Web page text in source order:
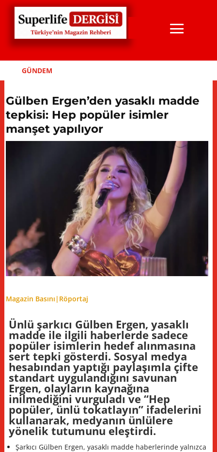
GÜNDEM
Gülben Ergen’den yasaklı madde
tepkisi: Hep popüler isimler
manşet yapılıyor
Magazin Basını| Röportaj
Ünlü şarkıcı Gülben Ergen, yasaklı
madde ile ilgili haberlerde sadece
popüler isimlerin hedef alınmasına
sert tepki gösterdi. Sosyal medya
hesabından yaptığı paylaşımla çifte
standart uygulandığını savunan
Ergen, olayların kaynağına
inilmediğini vurguladı ve “Hep
popüler, ünlü tokatlayın” ifadelerini
kullanarak, medyanın ünlülere
yönelik tutumunu eleştirdi.
Şarkıcı Gülben Ergen, yasaklı madde haberlerinde yalnızca